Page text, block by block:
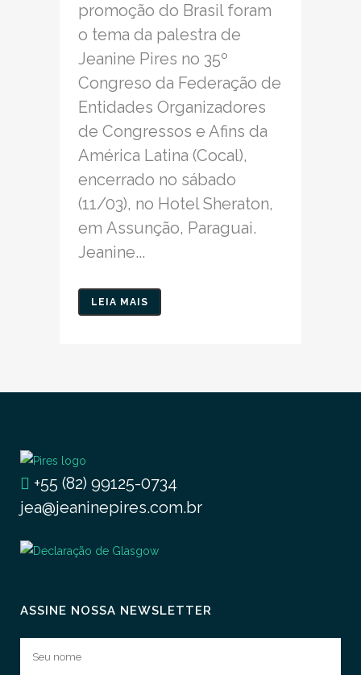
promoção do Brasil foram
o tema da palestra de
Jeanine Pires no 35º
Congreso da Federação de
Entidades Organizadores
de Congressos e Afins da
América Latina (Cocal),
encerrado no sábado
(11/03), no Hotel Sheraton,
em Assunção, Paraguai.
Jeanine...
LEIA MAIS
+55 (82) 99125-0734
jea@jeaninepires.com.br
ASSINE NOSSA NEWSLETTER